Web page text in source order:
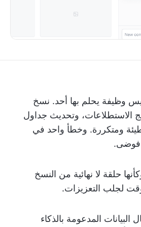
ليس وظيفة يحلم بها أحد. نسخ
الاستطلاعات، وتحديث جداول
بطيئة ومتكررة. وخطأ واحد في
فوضى.
حلقة لا نهائية من النسخ
لجلب التعزيزات.
المدعومة بالذكاء